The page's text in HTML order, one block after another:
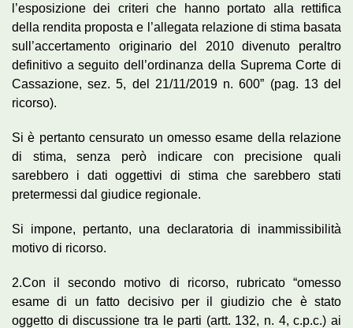
l’esposizione dei criteri che hanno portato alla rettifica
della rendita proposta e l’allegata relazione di stima basata
sull’accertamento originario del 2010 divenuto peraltro
definitivo a seguito dell’ordinanza della Suprema Corte di
Cassazione, sez. 5, del 21/11/2019 n. 600” (pag. 13 del
ricorso).
Si è pertanto censurato un omesso esame della relazione
di stima, senza però indicare con precisione quali
sarebbero i dati oggettivi di stima che sarebbero stati
pretermessi dal giudice regionale.
Si impone, pertanto, una declaratoria di inammissibilità
motivo di ricorso.
2.Con il secondo motivo di ricorso, rubricato “omesso
esame di un fatto decisivo per il giudizio che è stato
oggetto di discussione tra le parti (artt. 132, n. 4, c.p.c.) ai